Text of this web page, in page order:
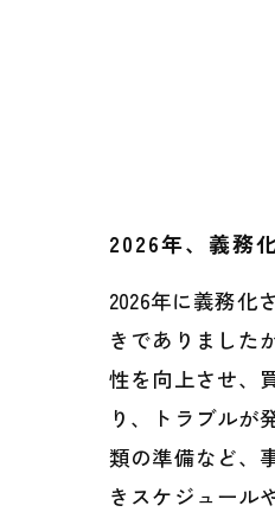
2026年、義務
2026年に義務化
きでありました
性を向上させ、
り、トラブルが
類の準備など、
きスケジュール